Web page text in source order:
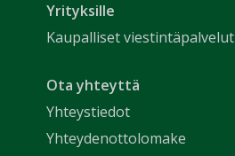
Yrityksille
Kaupalliset viestintäpalvelut
Ota yhteyttä
Yhteystiedot
Yhteydenottolomake